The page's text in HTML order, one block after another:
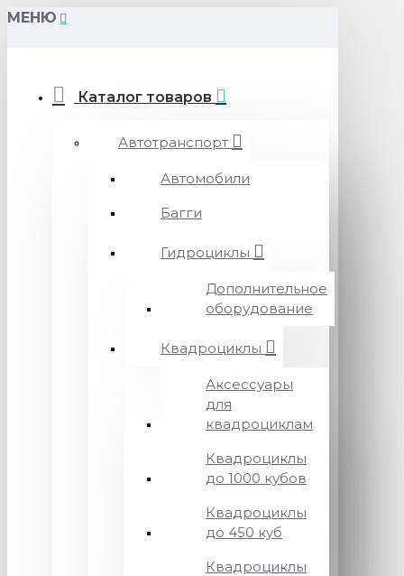
МЕНЮ
Каталог товаров
Автотранспорт
Автомобили
Багги
Гидроциклы
Дополнительное
оборудование
Квадроциклы
Аксессуары
для
квадроциклам
Квадроциклы
до 1000 кубов
Квадроциклы
до 450 куб
Квадроциклы